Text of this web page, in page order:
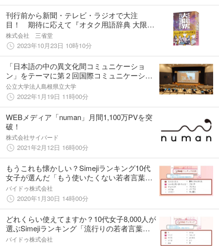
刊行前から新聞・テレビ・ラジオで大注
目！ 期待に応えて『オタク用語辞典 大限
界』、限界突破で堂々出版！！
株式会社 三省堂
2023年10月23日 10時10分
「日本語の中の異文化間コミュニケーショ
ン」をテーマに第２回国際コミュニケーショ
ンコース講演会を開催【島根県立大学】
公立大学法人島根県立大学
2022年1月19日 11時00分
WEBメディア「numan」月間1,100万PVを突
破！
株式会社サイバード
2021年2月12日 16時00分
もうこれも懐かしい？Simejiランキング10代
女子が選んだ「もう使いたくない若者言葉・
略語TOP10」
バイドゥ株式会社
2020年1月30日 14時00分
どれくらい使えてますか？10代女子8,000人が
選ぶSimejiランキング「流行りの若者言葉・
略語TOP10」！
バイドゥ株式会社